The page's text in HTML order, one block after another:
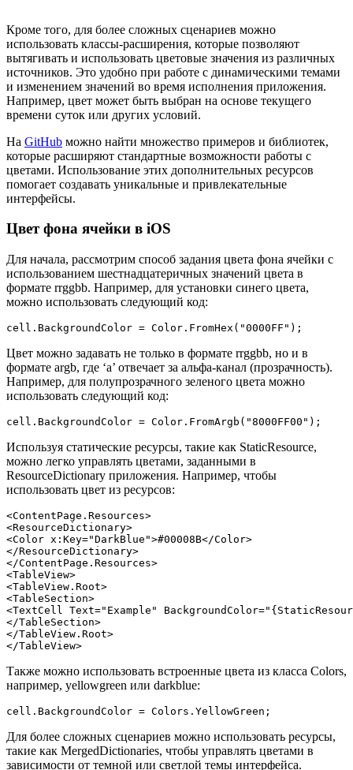
Кроме того, для более сложных сценариев можно
использовать классы-расширения, которые позволяют
вытягивать и использовать цветовые значения из различных
источников. Это удобно при работе с динамическими темами
и изменением значений во время исполнения приложения.
Например, цвет может быть выбран на основе текущего
времени суток или других условий.
На GitHub можно найти множество примеров и библиотек,
которые расширяют стандартные возможности работы с
цветами. Использование этих дополнительных ресурсов
помогает создавать уникальные и привлекательные
интерфейсы.
Цвет фона ячейки в iOS
Для начала, рассмотрим способ задания цвета фона ячейки с
использованием шестнадцатеричных значений цвета в
формате rrggbb. Например, для установки синего цвета,
можно использовать следующий код:
cell.BackgroundColor = Color.FromHex("0000FF");
Цвет можно задавать не только в формате rrggbb, но и в
формате argb, где ‘a’ отвечает за альфа-канал (прозрачность).
Например, для полупрозрачного зеленого цвета можно
использовать следующий код:
cell.BackgroundColor = Color.FromArgb("8000FF00");
Используя статические ресурсы, такие как StaticResource,
можно легко управлять цветами, заданными в
ResourceDictionary приложения. Например, чтобы
использовать цвет из ресурсов:
<ContentPage.Resources>
<ResourceDictionary>
<Color x:Key="DarkBlue">#00008B</Color>
</ResourceDictionary>
</ContentPage.Resources>
<TableView>
<TableView.Root>
<TableSection>
<TextCell Text="Example"
</TableSection>
</TableView.Root>
Также можно использовать встроенные цвета из класса Colors,
например, yellowgreen или darkblue:
cell.BackgroundColor = Colors.YellowGreen;
Для более сложных сценариев можно использовать ресурсы,
такие как MergedDictionaries, чтобы управлять цветами в
зависимости от темной или светлой темы интерфейса.